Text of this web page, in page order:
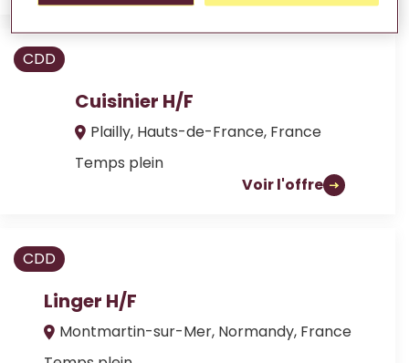
CDD
Cuisinier H/F
Plailly, Hauts-de-France, France
Temps plein
Voir l'offre
CDD
Linger H/F
Montmartin-sur-Mer, Normandy, France